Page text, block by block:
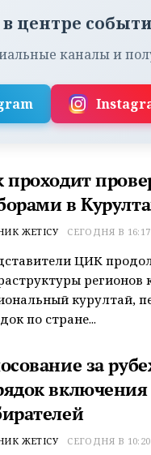
в центре
каналы и
проходит
в
ЖЕТІСУ СЕГОДНЯ В 16:17
ЦИК
курултай,
по стране...
за
ЖЕТІСУ СЕГОДНЯ В 10:20